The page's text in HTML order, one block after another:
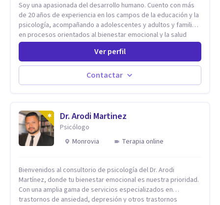
Soy una apasionada del desarrollo humano. Cuento con más
de 20 años de experiencia en los campos de la educación y la
psicología, acompañando a adolescentes y adultos y familias
en procesos orientados al bienestar emocional y la salud
mental. Mi visión es contribuir, a través de mi trabajo, a que
las personas accedan a una vida más digna, plena y con
sentido. Considero que esto es posible cuando
desarrollamos una mayor conciencia de nuestro mundo
interior y de la manera en que nuestras experiencias influyen
basado en la comprensión, la compasión y el respeto por el
ritmo de cada persona. Integro conocimientos y herramientas
de la psicología con un enfoque informado en trauma para
ayudar a mis clientes a comprender sus conflictos internos,
resiliencia y bienestar. Creo profundamente en la
autoconciencia como un camino fundamental para la
transformación personal y para construir una vida más
auténtica y significativa.
Ver perfil
Contactar
Dr. Arodi Martinez
Psicólogo
Monrovia
Terapia online
Bienvenidos al consultorio de psicología del Dr. Arodi
Martínez, donde tu bienestar emocional es nuestra prioridad.
Con una amplia gama de servicios especializados en
trastornos de ansiedad, depresión y otros trastornos